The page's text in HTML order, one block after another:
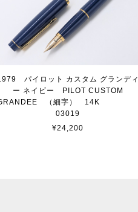
パイロット カスタム グランディ
ー ネイビー PILOT CUSTOM
（細字） 14K
03019
¥24,200